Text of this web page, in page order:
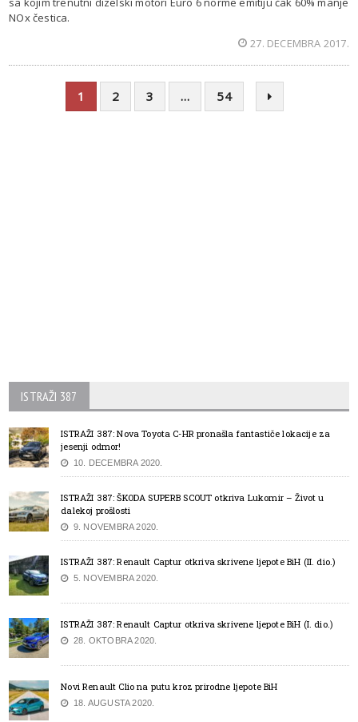
NOx čestica.
27. DECEMBRA 2017.
1 2 3 … 54
ISTRAŽI 387
ISTRAŽI 387: Nova Toyota C-HR pronašla fantastiče lokacije za
jesenji odmor!
10. DECEMBRA 2020.
ISTRAŽI 387: ŠKODA SUPERB SCOUT otkriva Lukomir – Život u
dalekoj prošlosti
9. NOVEMBRA 2020.
ISTRAŽI 387: Renault Captur otkriva skrivene ljepote BiH (II. dio.)
5. NOVEMBRA 2020.
ISTRAŽI 387: Renault Captur otkriva skrivene ljepote BiH (I. dio.)
28. OKTOBRA 2020.
Novi Renault Clio na putu kroz prirodne ljepote BiH
18. AUGUSTA 2020.